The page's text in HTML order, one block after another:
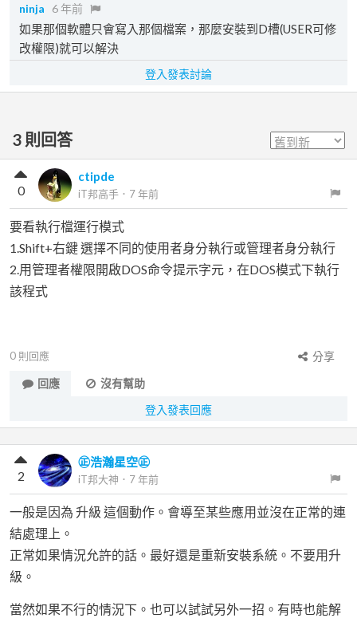
ninja 6 年前
如果那個軟體只會寫入那個檔案，那麼安裝到D槽(USER可修
改權限)就可以解決
登入發表討論
3 則回答
ctipde
iT邦高手 ． 7 年前
0
要看執行檔運行模式
1.Shift+右鍵 選擇不同的使用者身分執行或管理者身分執行
2.用管理者權限開啟DOS命令提示字元，在DOS模式下執行
該程式
0 則回應
分享
回應
沒有幫助
登入發表回應
㊣浩瀚星空㊣
iT邦大神 ． 7 年前
2
一般是因為 升級 這個動作。會導至某些應用並沒在正常的連
結處理上。
正常如果情況允許的話。最好還是重新安裝系統。不要用升
級。
當然如果不行的情況下。也可以試試另外一招。有時也能解